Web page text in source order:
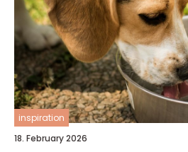
inspiration
18. February 2026